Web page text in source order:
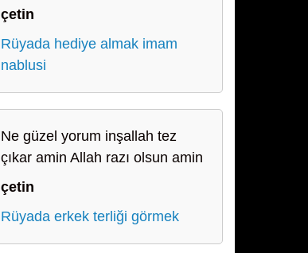
çetin
Rüyada hediye almak imam
nablusi
Ne güzel yorum inşallah tez
çıkar amin Allah razı olsun amin
çetin
Rüyada erkek terliği görmek